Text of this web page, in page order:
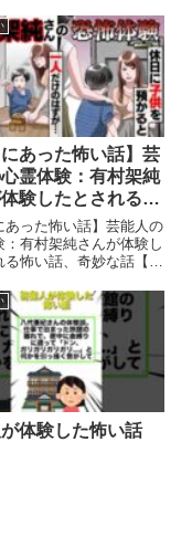
イート
にあった怖い話】芸
霊体験：有村架純
験したとされる怖
奇妙な話【ゾッとす
】
あった怖い話】芸能人の
：有村架純さんが体験し
る怖い話、奇妙な話【ゾ
ト
体験した怖い話